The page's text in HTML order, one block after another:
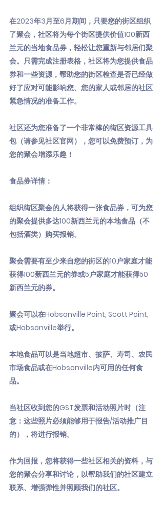
在2023年3月至6月期间，只要您的街区组织
了聚会，社区将为每个街区提供价值100新西
兰元的当地食品券，轻松让您重新与邻居们聚
会。只需完成注册表格，社区将为您提供食品
券和一些资源，帮助您的街区检查是否已经做
好了应对可能影响您、您的家人或邻居的社区
紧急情况的准备工作。
社区还为您准备了一个非常棒的街区资源工具
包（请参见社区官网），您可以免费预订，为
您的聚会增添乐趣！
食品券详情：
组织街区聚会的人将获得一张食品券，可为您
的聚会提供多达100新西兰元的本地食品（不
包括酒类）购买报销。
聚会需要有至少来自您的街区的10户家庭才能
获得100新西兰元的券或5户家庭才能获得50
新西兰元的券。
聚会可以在Hobsonville Point, Scott Point,
或Hobsonville举行。
本地食品可以是当地超市、披萨、寿司、农民
市场食品或在Hobsonville内可用的任何食
品。
当社区收到您的GST发票和活动照片时（注
意：这些照片必须能够用于报告/活动推广目
的），将进行报销。
作为回报，您将获得一些社区相关的资料，与
您的聚会分享和讨论，以帮助我们的社区建立
联系、增强弹性并照顾我们的社区。